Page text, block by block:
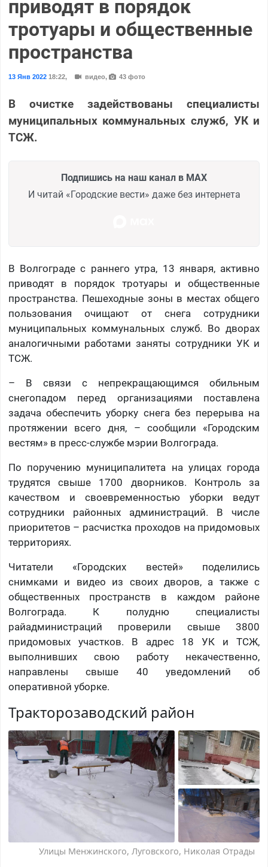
приводят в порядок
тротуары и общественные
пространства
13 Янв 202218:22, видео, 43 фото
В очистке задействованы специалисты
муниципальных коммунальных служб, УК и
ТСЖ.
Подпишись на наш канал в MAX
И читай «Городские вести» даже без интернета
В Волгограде с раннего утра, 13 января, активно
приводят в порядок тротуары и общественные
пространства. Пешеходные зоны в местах общего
пользования очищают от снега сотрудники
муниципальных коммунальных служб. Во дворах
аналогичными работами заняты сотрудники УК и
ТСЖ.
– В связи с непрекращающимся обильным
снегопадом перед организациями поставлена
задача обеспечить уборку снега без перерыва на
протяжении всего дня, – сообщили «Городским
вестям» в пресс-службе мэрии Волгограда.
По поручению муниципалитета на улицах города
трудятся свыше 1700 дворников. Контроль за
качеством и своевременностью уборки ведут
сотрудники районных администраций. В числе
приоритетов – расчистка проходов на придомовых
территориях.
Читатели «Городских вестей» поделились
снимками и видео из своих дворов, а также с
общественных пространств в каждом районе
Волгограда. К полудню специалисты
райадминистраций проверили свыше 3800
придомовых участков. В адрес 18 УК и ТСЖ,
выполнивших свою работу некачественно,
направлены свыше 40 уведомлений об
оперативной уборке.
Тракторозаводский район
Улицы Менжинского, Луговского, Николая Отрады